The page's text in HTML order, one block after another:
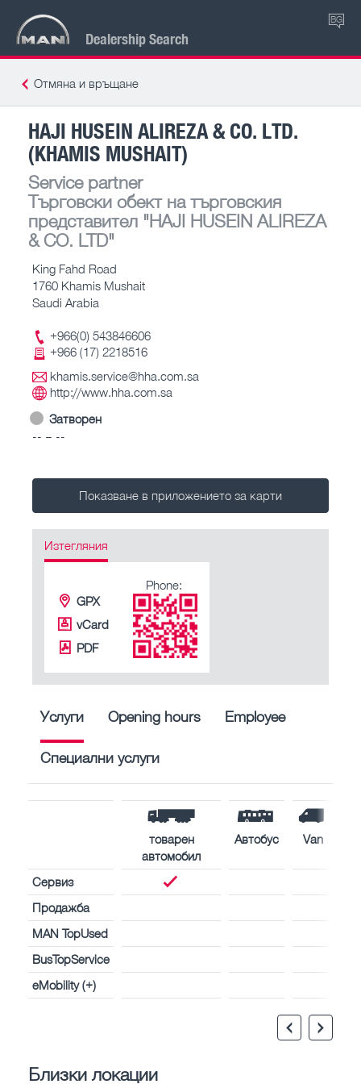
Dealership Search
BG
Отмяна и връщане
HAJI HUSEIN ALIREZA & CO. LTD.
(KHAMIS MUSHAIT)
Service partner
Търговски обект на търговския
представител "HAJI HUSEIN ALIREZA
& CO. LTD"
King Fahd Road
1760 Khamis Mushait
Saudi Arabia
+966(0) 543846606
+966 (17) 2218516
khamis.service@hha.com.sa
http://www.hha.com.sa
Затворен
-- – --
Показване в приложението за карти
Изтегляния
GPX
vCard
PDF
Phone:
Услуги Opening hours Employee
Специални услуги
товарен
автомобил
Автобус Van
Сервиз
Продажба
MAN TopUsed
BusTopService
eMobility (+)
Близки локации